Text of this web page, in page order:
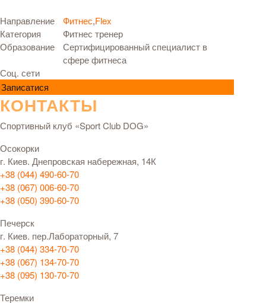
Направление Фитнес,Flex
Категория
Фитнес тренер
Образование
Сертифицированный специалист в
сфере фитнеса
Соц. сети
Записатися
КОНТАКТЫ
Спортивный клуб «Sport Club DOG»
Осокорки
г. Киев. Днепровская набережная, 14К
+38 (044) 490-60-70
+38 (067) 006-60-70
+38 (050) 390-60-70
Печерск
г. Киев. пер.Лабораторный, 7
+38 (044) 334-70-70
+38 (067) 134-70-70
+38 (095) 130-70-70
Теремки